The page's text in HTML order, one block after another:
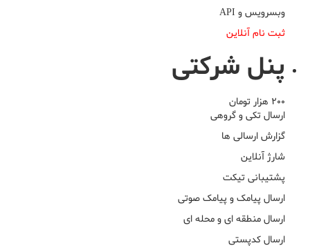
وبسرویس و API
ثبت نام آنلاین
پنل شرکتی
200 هزار تومان
ارسال تکی و گروهی
گزارش ارسالی ها
شارژ آنلاین
پشتیبانی تیکت
ارسال پیامک و پیامک صوتی
ارسال منطقه ای و محله ای
ارسال کدپستی